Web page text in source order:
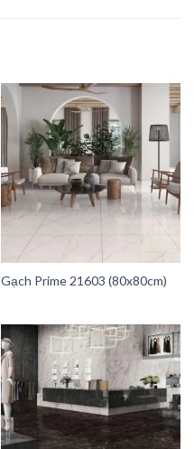
Gạch Prime 21603 (80x80cm)